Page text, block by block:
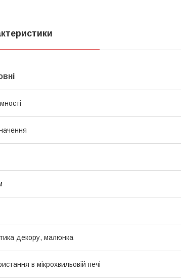
декору, малюнка
в мікрохвильовій печі